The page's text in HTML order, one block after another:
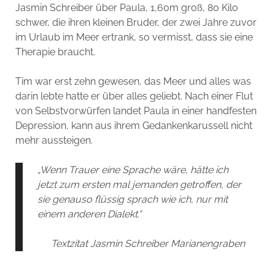
Jasmin Schreiber über Paula, 1,60m groß, 80 Kilo
schwer, die ihren kleinen Bruder, der zwei Jahre zuvor
im Urlaub im Meer ertrank, so vermisst, dass sie eine
Therapie braucht.
Tim war erst zehn gewesen, das Meer und alles was
darin lebte hatte er über alles geliebt. Nach einer Flut
von Selbstvorwürfen landet Paula in einer handfesten
Depression, kann aus ihrem Gedankenkarussell nicht
mehr aussteigen.
„Wenn Trauer eine Sprache wäre, hätte ich
jetzt zum ersten mal jemanden getroffen, der
sie genauso flüssig sprach wie ich, nur mit
einem anderen Dialekt.“
Textzitat Jasmin Schreiber Marianengraben